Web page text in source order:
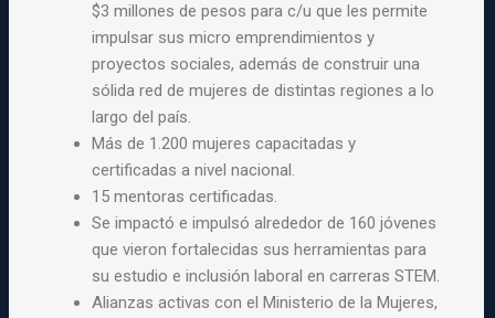
$3 millones de pesos para c/u que les permite
impulsar sus micro emprendimientos y
proyectos sociales, además de construir una
sólida red de mujeres de distintas regiones a lo
largo del país.
Más de 1.200 mujeres capacitadas y
certificadas a nivel nacional.
15 mentoras certificadas.
Se impactó e impulsó alrededor de 160 jóvenes
que vieron fortalecidas sus herramientas para
su estudio e inclusión laboral en carreras STEM.
Alianzas activas con el Ministerio de la Mujeres,